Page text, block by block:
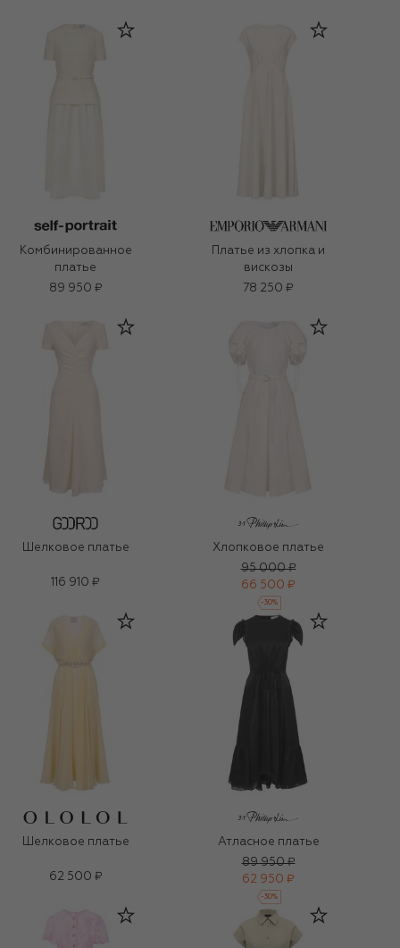
Комбинированное
платье
89 950 ₽
Платье из хлопка и
вискозы
78 250 ₽
Шелковое платье
116 910 ₽
Хлопковое платье
95 000 ₽
66 500 ₽
-30%
Шелковое платье
62 500 ₽
Атласное платье
89 950 ₽
62 950 ₽
-30%